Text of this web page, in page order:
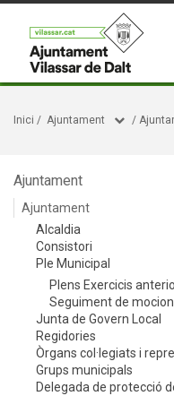
Inici / Ajuntament /
Ajuntament
Ajuntament
Alcaldia
Consistori
Ple Municipal
Plens Exercicis
Seguiment de
Junta de Govern Local
Regidories
Òrgans col·legiats i
Grups municipals
Delegada de protecció